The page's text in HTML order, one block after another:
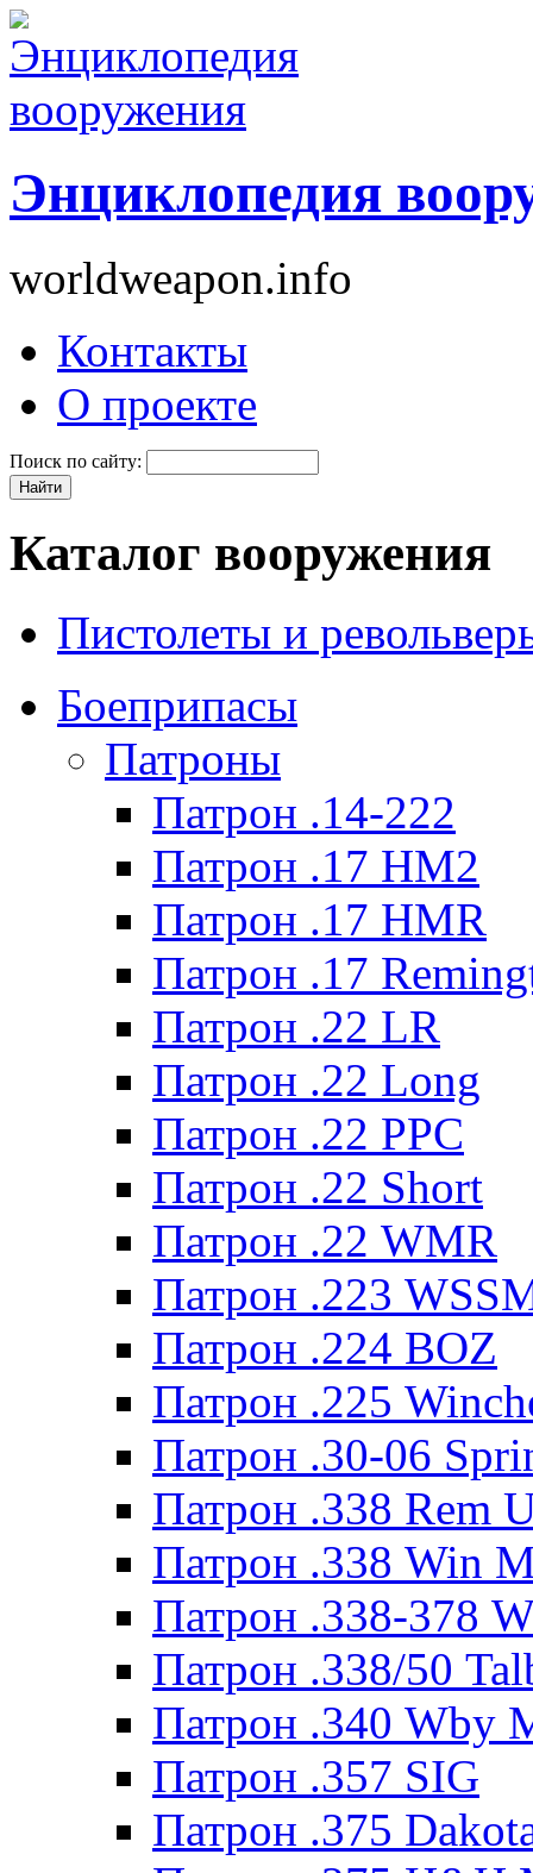
Энциклопедия
worldweapon.info
Контакты
О проекте
Поиск по сайту:
Каталог вооружения
Пистолеты и
Боеприпасы
Патроны
Патрон .14-222
Патрон .17 HM2
Патрон .17 HMR
Патрон .17
Патрон .22 LR
Патрон .22 Long
Патрон .22 PPC
Патрон .22 Short
Патрон .22 WMR
Патрон .223
Патрон .224 BOZ
Патрон .225
Патрон .30-06
Патрон .338 Rem
Патрон .338 Win
Патрон .338-378
Патрон .338/50
Патрон .340 Wby
Патрон .357 SIG
Патрон .375